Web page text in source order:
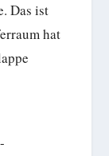
Das ist
hat